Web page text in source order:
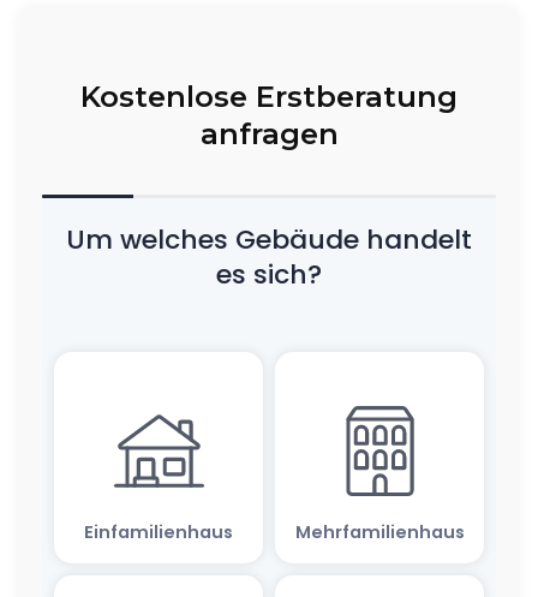
Kostenlose Erstberatung
anfragen